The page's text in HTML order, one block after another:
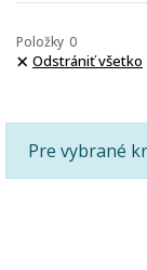
0
Položky
Odstrániť všetko
Pre vybrané